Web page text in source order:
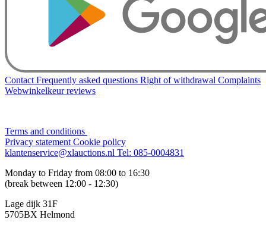
Contact Frequently asked questions Right of withdrawal Complaints
Webwinkelkeur reviews
Terms and conditions
Privacy statement Cookie policy
klantenservice@xlauctions.nl Tel: 085-0004831
Monday to Friday from 08:00 to 16:30
(break between 12:00 - 12:30)
Lage dijk 31F
5705BX Helmond